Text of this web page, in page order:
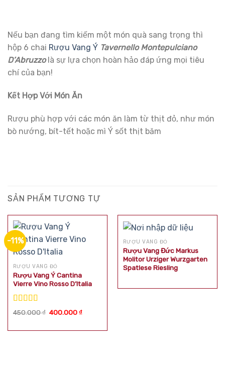
Nếu bạn đang tìm kiếm một món quà sang trọng thì
hộp 6 chai Rượu Vang Ý Tavernello Montepulciano
D’Abruzzolà sự lựa chọn hoàn hảo đáp ứng mọi tiêu
chí của bạn!
Kết Hợp Với Món Ăn
Rượu phù hợp với các món ăn làm từ thịt đỏ, như món
bò nướng, bít-tết hoặc mì Ý sốt thịt băm
SẢN PHẨM TƯƠNG TỰ
-11%
RƯỢU VANG ĐỎ
Rượu Vang Ý Cantina
Vierre Vino Rosso D’Italia
Được xếp
450.000₫ Giá
450.000 ₫.
400.000₫Giá
là:
RƯỢU VANG ĐỎ
Rượu Vang Đức Markus
Molitor Urziger Wurzgarten
Spatlese Riesling